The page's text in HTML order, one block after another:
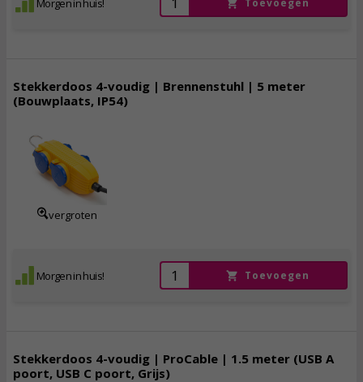
Stekkerdoos 4-voudig | Brennenstuhl | 5 meter
(Bouwplaats, IP54)
vergroten
Morgen in huis! Toevoegen
Stekkerdoos 4-voudig | ProCable | 1.5 meter (USB A
poort, USB C poort, Grijs)